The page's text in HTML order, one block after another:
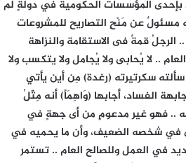
بإحدى المؤسسات الحكومية في دولةٍ لم
عن مَنْحِ التصاريح للمشروعات
الرجلُ قمةٌ فى الاستقامة والنزاهة
.. لا يُحابى ولا يُجامل ولا يتكسب ولا
سكرتيرته (رغدة) مِن أين يأتي
الفساد، أجابها (وَاهِمَاً) أنه مِثْلُ
.. فهو غير مدعومٍ من أى جهةٍ في
في شخصه الضعيف، وأن ما يحميه في
في العمل وللصالح العام .. تستمر